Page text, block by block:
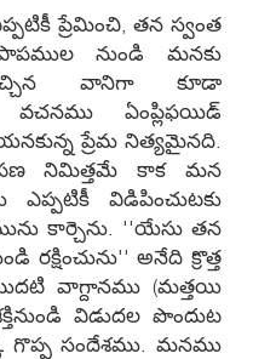
ప్రేమించి, తన స్వంత
నుండి మనకు
వానిగా కూడా
వచనము ఏంప్లిఫయిడ్‌
ప్రేమ నిత్యమైనది.
నిమిత్తమే కాక మన
విడిపించుటకు
కార్చెను. ''యేసు తన
రక్షించును'' అనేది క్రొత్త
వాగ్దానము (మత్తయి
విడుదల పొందుట
గొప్ప సందేశము. మనము